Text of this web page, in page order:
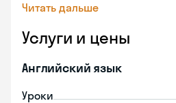
Читать дальше
Услуги и цены
Английский язык
Уроки